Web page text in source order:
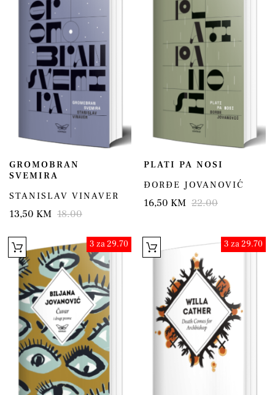
GROMOBRAN
SVEMIRA
STANISLAV VINAVER
13,50 KM 18.00
PLATI PA NOSI
ĐORĐE JOVANOVIĆ
16,50 KM 22.00
3 za 29.70 3 za 29.70